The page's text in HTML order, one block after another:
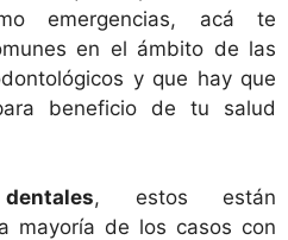
emergencias, acá te
en el ámbito de las
y que hay que
beneficio de tu salud
, estos están
mayoría de los casos con